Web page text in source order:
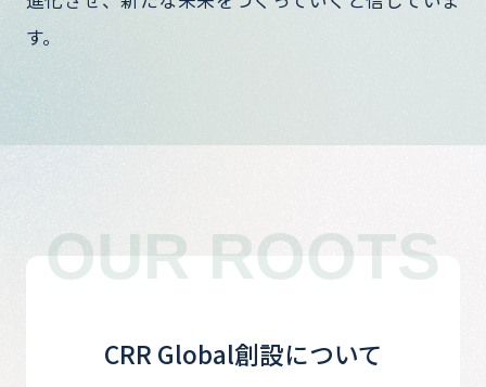
す。
OUR ROOTS
CRR Global創設について